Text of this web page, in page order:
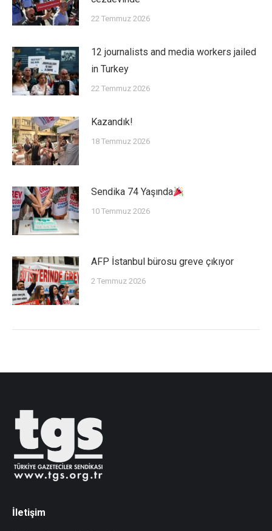
22 Temmuz 2026
12 journalists and media workers jailed
in Turkey
22 Temmuz 2026
Kazandık!
18 Temmuz 2026
Sendika 74 Yaşında
10 Temmuz 2026
AFP İstanbul bürosu greve çıkıyor
2 Temmuz 2026
İletişim